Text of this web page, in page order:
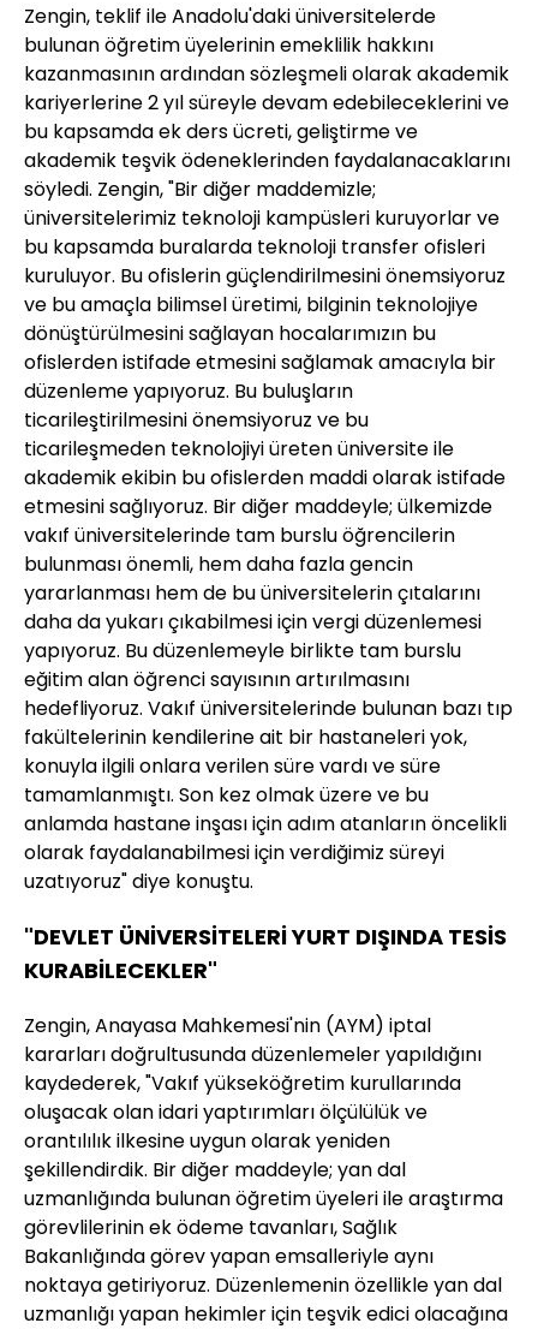
Zengin, teklif ile Anadolu'daki üniversitelerde
bulunan öğretim üyelerinin emeklilik hakkını
kazanmasının ardından sözleşmeli olarak akademik
kariyerlerine 2 yıl süreyle devam edebileceklerini ve
bu kapsamda ek ders ücreti, geliştirme ve
akademik teşvik ödeneklerinden faydalanacaklarını
söyledi. Zengin, "Bir diğer maddemizle;
üniversitelerimiz teknoloji kampüsleri kuruyorlar ve
bu kapsamda buralarda teknoloji transfer ofisleri
kuruluyor. Bu ofislerin güçlendirilmesini önemsiyoruz
ve bu amaçla bilimsel üretimi, bilginin teknolojiye
dönüştürülmesini sağlayan hocalarımızın bu
ofislerden istifade etmesini sağlamak amacıyla bir
düzenleme yapıyoruz. Bu buluşların
ticarileştirilmesini önemsiyoruz ve bu
ticarileşmeden teknolojiyi üreten üniversite ile
akademik ekibin bu ofislerden maddi olarak istifade
etmesini sağlıyoruz. Bir diğer maddeyle; ülkemizde
vakıf üniversitelerinde tam burslu öğrencilerin
bulunması önemli, hem daha fazla gencin
yararlanması hem de bu üniversitelerin çıtalarını
daha da yukarı çıkabilmesi için vergi düzenlemesi
yapıyoruz. Bu düzenlemeyle birlikte tam burslu
eğitim alan öğrenci sayısının artırılmasını
hedefliyoruz. Vakıf üniversitelerinde bulunan bazı tıp
fakültelerinin kendilerine ait bir hastaneleri yok,
konuyla ilgili onlara verilen süre vardı ve süre
tamamlanmıştı. Son kez olmak üzere ve bu
anlamda hastane inşası için adım atanların öncelikli
olarak faydalanabilmesi için verdiğimiz süreyi
uzatıyoruz" diye konuştu.
"DEVLET ÜNİVERSİTELERİ YURT DIŞINDA TESİS
KURABİLECEKLER"
Zengin, Anayasa Mahkemesi'nin (AYM) iptal
kararları doğrultusunda düzenlemeler yapıldığını
kaydederek, "Vakıf yükseköğretim kurullarında
oluşacak olan idari yaptırımları ölçülülük ve
orantılılık ilkesine uygun olarak yeniden
şekillendirdik. Bir diğer maddeyle; yan dal
uzmanlığında bulunan öğretim üyeleri ile araştırma
görevlilerinin ek ödeme tavanları, Sağlık
Bakanlığında görev yapan emsalleriyle aynı
noktaya getiriyoruz. Düzenlemenin özellikle yan dal
uzmanlığı yapan hekimler için teşvik edici olacağına